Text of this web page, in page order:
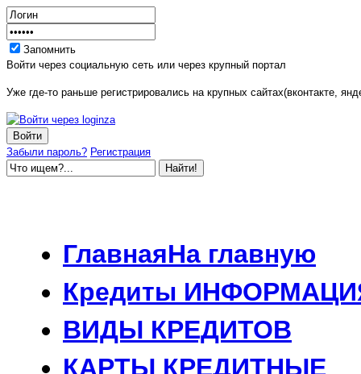
Запомнить
Войти через социальную сеть или через крупный портал
Уже где-то раньше регистрировались на крупных сайтах(вконтакте,
Забыли пароль? Регистрация
ГлавнаяНа главную
Кредиты
ВИДЫ КРЕДИТОВ
КАРТЫ КРЕДИТНЫЕ